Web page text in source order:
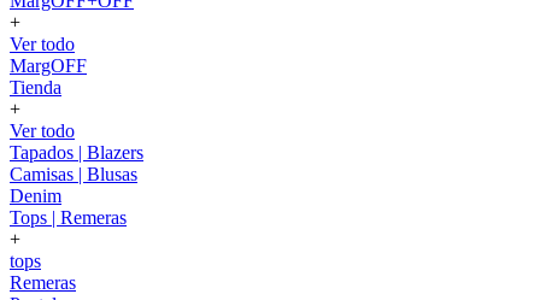
+
Ver todo
MargOFF
Tienda
+
Ver todo
Tapados | Blazers
Camisas | Blusas
Denim
Tops | Remeras
+
tops
Remeras